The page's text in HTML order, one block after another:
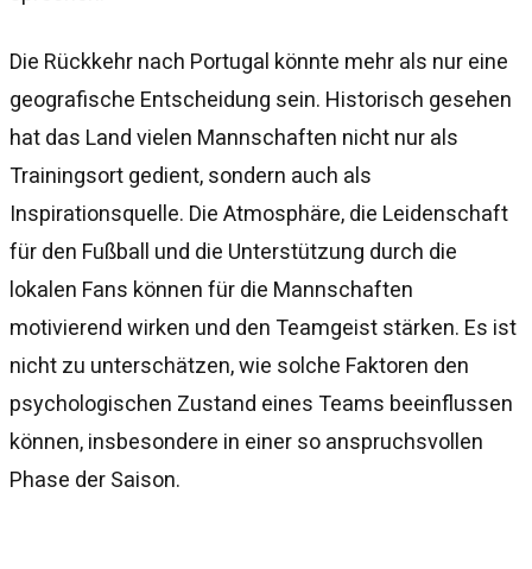
Die Rückkehr nach Portugal könnte mehr als nur eine
geografische Entscheidung sein. Historisch gesehen
hat das Land vielen Mannschaften nicht nur als
Trainingsort gedient, sondern auch als
Inspirationsquelle. Die Atmosphäre, die Leidenschaft
für den Fußball und die Unterstützung durch die
lokalen Fans können für die Mannschaften
motivierend wirken und den Teamgeist stärken. Es ist
nicht zu unterschätzen, wie solche Faktoren den
psychologischen Zustand eines Teams beeinflussen
können, insbesondere in einer so anspruchsvollen
Phase der Saison.